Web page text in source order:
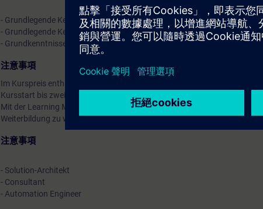
- Grundlegende Kenntnisse industrieller Automatisierung
- Grundlegende Kenntnisse industrieller Kommunikation
- Grundkenntnisse in SIMATIC TIA Portal STEP 7
注意事項
Im Kurspreis enthalten: Kostenloser Zugang zur digitalen Lernplattform
Kursstart bis zwei Wochen nach Kursende.
Mit der Learning Membership können Sie die Inhalte dieses Learning
Weiterbildung zu weiteren interessanten Themen fortsetzen.
注意事項
- Solution-Architekt
- Consultant
- Automation Engineer